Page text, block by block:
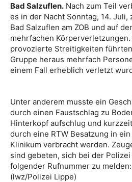
Bad Salzuflen. Nach zum Teil
es in der Nacht Sonntag, 14. Juli,
Bad Salzuflen am ZOB und auf
mehrfachen
provozierte Streitigkeiten
Gruppe heraus mehrfach
einem Fall erheblich verletzt
Unter anderem musste ein
durch einen Faustschlag zu
Hinterkopf aufschlug und
durch eine RTW Besatzung in
Klinikum verbracht werden.
sind gebeten, sich bei der
folgender Rufnummer zu
(lwz/Polizei Lippe)